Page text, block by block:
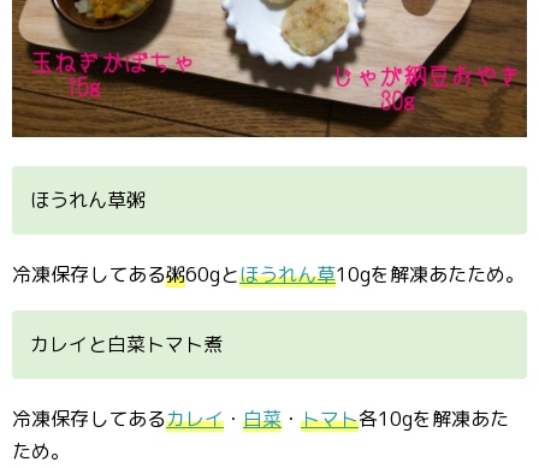
ほうれん草粥
冷凍保存してある粥60gとほうれん草10gを解凍あたため。
カレイと白菜トマト煮
冷凍保存してあるカレイ ・ 白菜 ・ トマト各10gを解凍あた
ため。